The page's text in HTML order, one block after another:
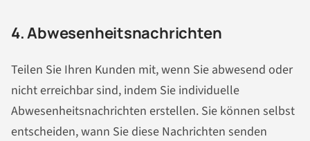
4. Abwesenheitsnachrichten
Teilen Sie Ihren Kunden mit, wenn Sie abwesend oder
nicht erreichbar sind, indem Sie individuelle
Abwesenheitsnachrichten erstellen. Sie können selbst
entscheiden, wann Sie diese Nachrichten senden